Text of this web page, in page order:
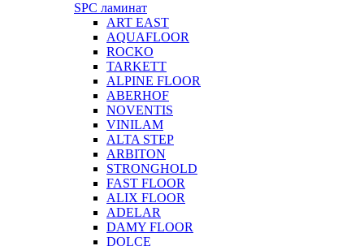
SPC ламинат
ART EAST
AQUAFLOOR
ROCKO
TARKETT
ALPINE FLOOR
ABERHOF
NOVENTIS
VINILAM
ALTA STEP
ARBITON
STRONGHOLD
FAST FLOOR
ALIX FLOOR
ADELAR
DAMY FLOOR
DOLCE